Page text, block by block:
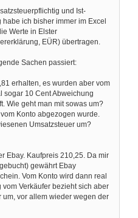
und Ist-
ich bisher immer im Excel
Werte in Elster
EÜR) übertragen.
Sachen passiert:
erhalten, es wurden aber vom
sogar 10 Cent Abweichung
Wie geht man mit sowas um?
Konto abgezogen wurde.
Umsatzsteuer um?
Ebay. Kaufpreis 210,25. Da mir
gewährt Ebay
Vom Konto wird dann real
Verkäufer bezieht sich aber
vor allem wieder wegen der